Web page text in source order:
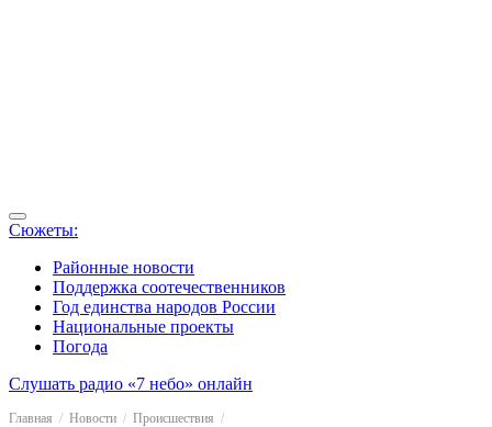
Сюжеты:
Районные новости
Поддержка соотечественников
Год единства народов России
Национальные проекты
Погода
Слушать радио «7 небо» онлайн
Главная Новости
Происшествия